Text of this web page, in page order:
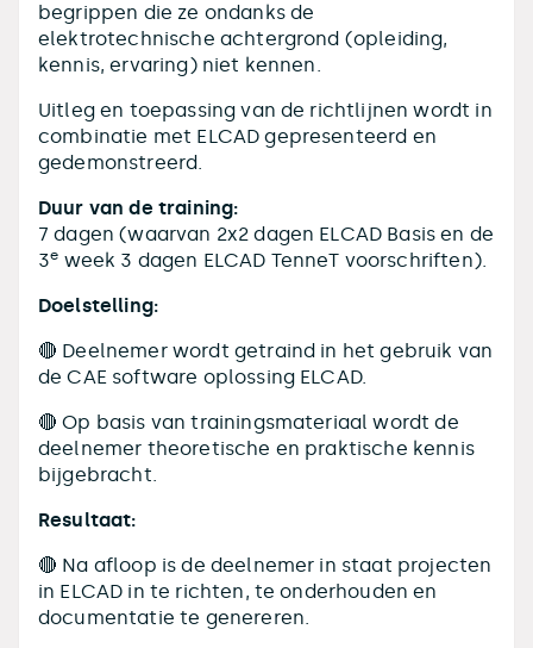
begrippen die ze ondanks de
elektrotechnische achtergrond (opleiding,
kennis, ervaring) niet kennen.
Uitleg en toepassing van de richtlijnen wordt in
combinatie met ELCAD gepresenteerd en
gedemonstreerd.
Duur van de training:
7 dagen (waarvan 2x2 dagen ELCAD Basis en de
3e week 3 dagen ELCAD TenneT voorschriften).
Doelstelling:
🔴 Deelnemer wordt getraind in het gebruik van
de CAE software oplossing ELCAD.
🔴 Op basis van trainingsmateriaal wordt de
deelnemer theoretische en praktische kennis
bijgebracht.
Resultaat:
🔴 Na afloop is de deelnemer in staat projecten
in ELCAD in te richten, te onderhouden en
documentatie te genereren.